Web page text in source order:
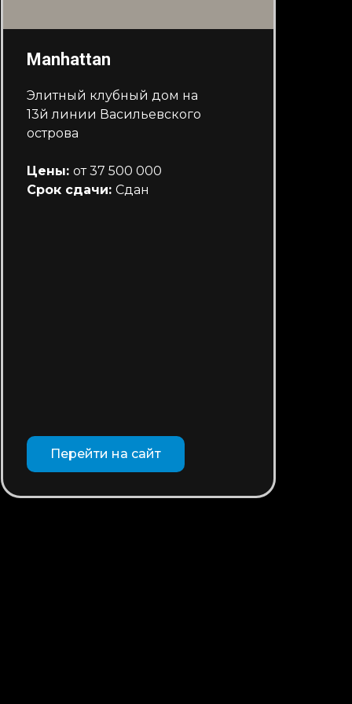
Manhattan
Элитный клубный дом на
13й линии Васильевского
острова
Цены: от 37 500 000
Срок сдачи: Сдан
Перейти на сайт